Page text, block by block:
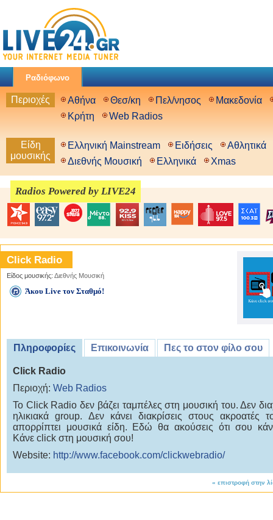
Ραδιόφωνο
Περιοχές Αθήνα Θεσ/κη Πελ/νησος
Μακεδονία
Κρήτη
Web Radios
Είδη
μουσικής
Ελληνική Mainstream Ειδήσεις
Αθλητικά
Διεθνής Μουσική
Ελληνικά Xmas
Radios Powered by LIVE24
Click Radio
Είδος μουσικής: Διεθνής Μουσική
Άκου Live τον Σταθμό!
Πληροφορίες Επικοινωνία Πες το στον φίλο σου
Click Radio
Περιοχή: Web Radios
To Click Radio δεν βάζει ταμπέλες στη μουσική του. Δεν
ηλικιακά group. Δεν κάνει διακρίσεις στους ακροατές
απορρίπτει μουσικά είδη. Εδώ θα ακούσεις ότι σου
Κάνε click στη μουσική σου!
Website: http://www.facebook.com/clickwebradio/
« επιστροφή στην